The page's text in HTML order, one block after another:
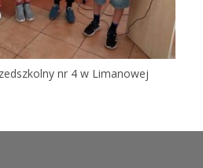
nr 4 w Limanowej